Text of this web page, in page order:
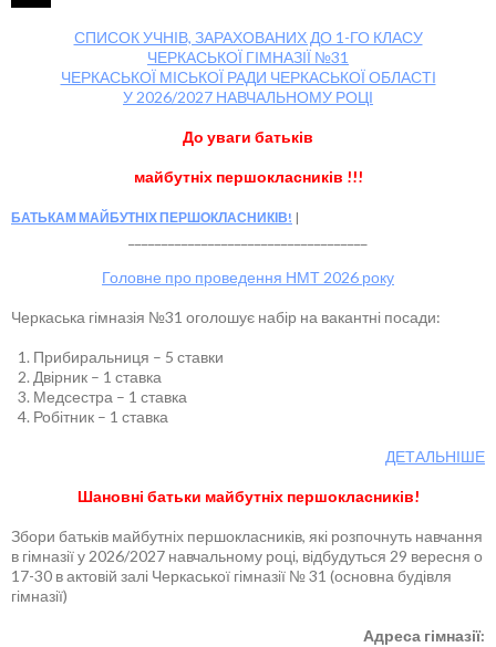
СПИСОК УЧНІВ, ЗАРАХОВАНИХ ДО 1-ГО КЛАСУ
ЧЕРКАСЬКОЇ ГІМНАЗІЇ №31
ЧЕРКАСЬКОЇ МІСЬКОЇ РАДИ ЧЕРКАСЬКОЇ ОБЛАСТІ
У 2026/2027 НАВЧАЛЬНОМУ РОЦІ
До уваги батьків
майбутніх першокласників !!!
БАТЬКАМ МАЙБУТНІХ ПЕРШОКЛАСНИКІВ!
Головне про проведення НМТ 2026 року
Черкаська гімназія №31 оголошує набір на вакантні посади:
Прибиральниця – 5 ставки
Двірник – 1 ставка
Медсестра – 1 ставка
Робітник – 1 ставка
ДЕТАЛЬНІШЕ
Шановні батьки майбутніх першокласників!
Збори батьків майбутніх першокласників, які розпочнуть навчання
в гімназії у 2026/2027 навчальному році, відбудуться 29 вересня о
17-30 в актовій залі Черкаської гімназії № 31 (основна будівля
гімназії)
Адреса гімназії: